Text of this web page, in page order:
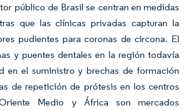
público de Brasil se centran en medidas
que las clínicas privadas capturan la
pudientes para coronas de circona. El
y puentes dentales en la región todavía
en el suministro y brechas de formación
de repetición de prótesis en los centros
Medio y África son mercados